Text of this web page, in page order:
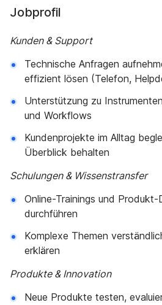
Jobprofil
Kunden & Support
Technische Anfragen
effizient lösen (Telefon,
Unterstützung zu
und Workflows
Kundenprojekte im Alltag
Überblick behalten
Schulungen & Wissenstransfer
Online-Trainings und
durchführen
Komplexe Themen
erklären
Produkte & Innovation
Neue Produkte testen,